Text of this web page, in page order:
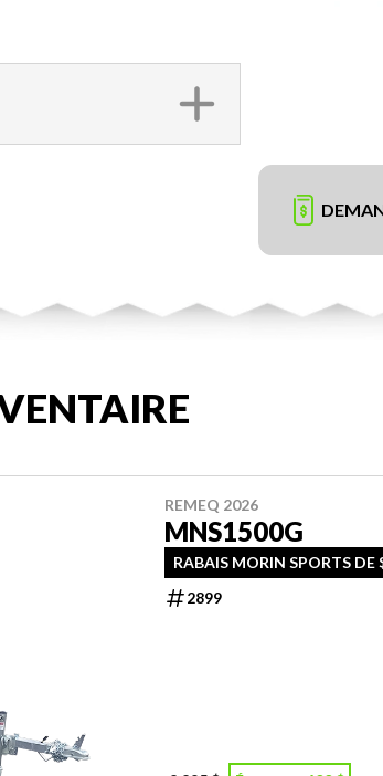
REMEQ 2026
MNS1500G
RABAIS MORIN SPORTS DE
2899